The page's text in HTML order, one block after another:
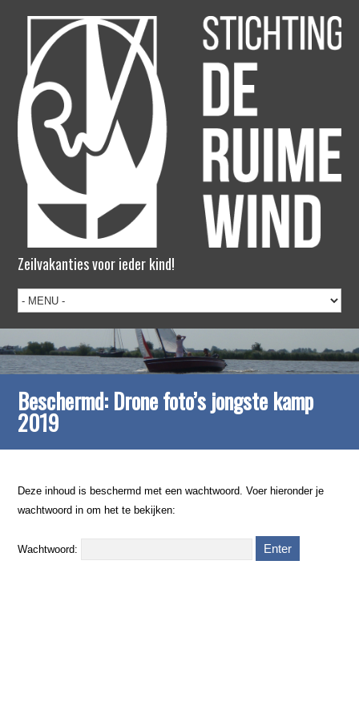
Zeilvakanties voor ieder kind!
Beschermd: Drone foto’s jongste kamp
2019
Deze inhoud is beschermd met een wachtwoord. Voer hieronder je
wachtwoord in om het te bekijken:
Wachtwoord: